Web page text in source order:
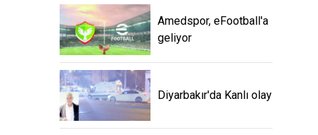
Amedspor, eFootball'a
geliyor
Diyarbakır'da Kanlı olay